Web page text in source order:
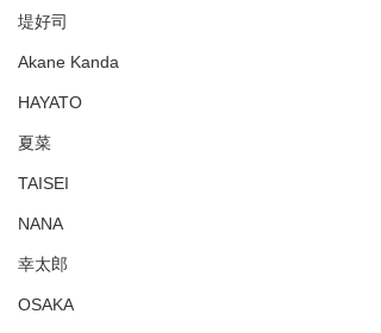
堤好司
Akane Kanda
HAYATO
夏菜
TAISEI
NANA
幸太郎
OSAKA